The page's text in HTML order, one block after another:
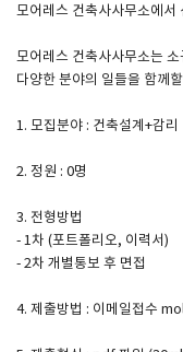
SPACE 소개
공지사항
기사문의
모어레스 건축사사무소에서
모어레스 건축사사무소는
다양한 분야의 일들을 함께
1. 모집분야 : 건축설계+감리
2. 정원 : 0명
3. 전형방법
- 1차 (포트폴리오, 이력서)
- 2차 개별통보 후 면접
4. 제출방법 : 이메일접수